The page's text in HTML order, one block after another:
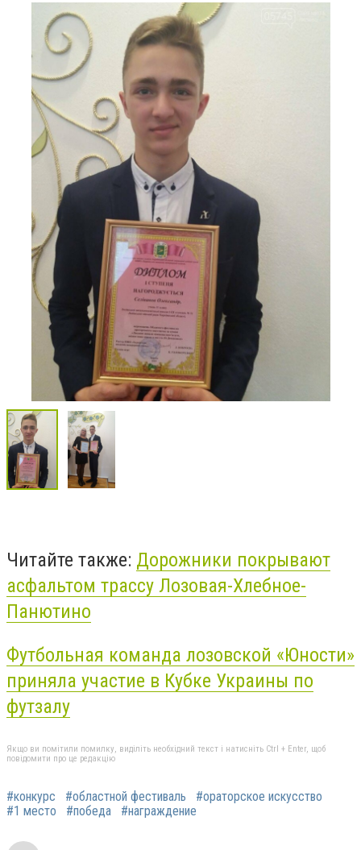
Читайте также: Дорожники покрывают
асфальтом трассу Лозовая-Хлебное-
Панютино
Футбольная команда лозовской «Юности»
приняла участие в Кубке Украины по
футзалу
Якщо ви помітили помилку, виділіть необхідний текст і натисніть Ctrl + Enter, щоб
повідомити про це редакцію
#конкурс #областной фестиваль
#ораторское искусство
#1 место
#победа #награждение